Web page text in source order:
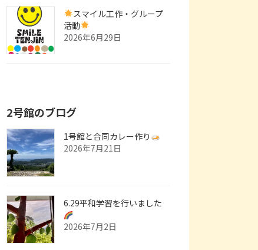
スマイル工作・グループ
活動
2026年6月29日
2号館のブログ
1号館と合同カレー作り
2026年7月21日
6.29平和学習を行いました
2026年7月2日